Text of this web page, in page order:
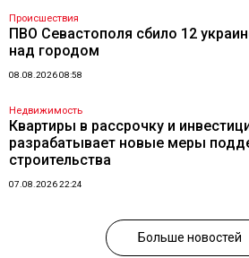
Происшествия
ПВО Севастополя сбило 12
над городом
08.08.2026 08:58
Недвижимость
Квартиры в рассрочку и
разрабатывает новые меры
строительства
07.08.2026 22:24
Больше новостей